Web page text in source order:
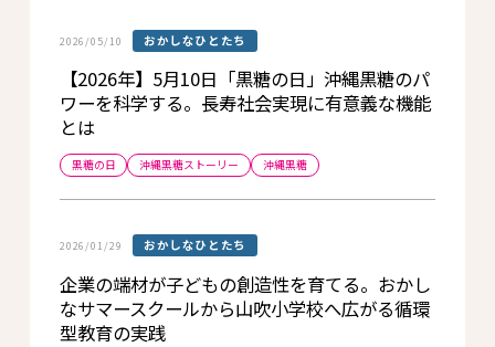
2026/05/10 おかしなひとたち
【2026年】5月10日「黒糖の日」沖縄黒糖のパ
ワーを科学する。長寿社会実現に有意義な機能
とは
黒糖の日 沖縄黒糖ストーリー 沖縄黒糖
2026/01/29 おかしなひとたち
企業の端材が子どもの創造性を育てる。おかし
なサマースクールから山吹小学校へ広がる循環
型教育の実践